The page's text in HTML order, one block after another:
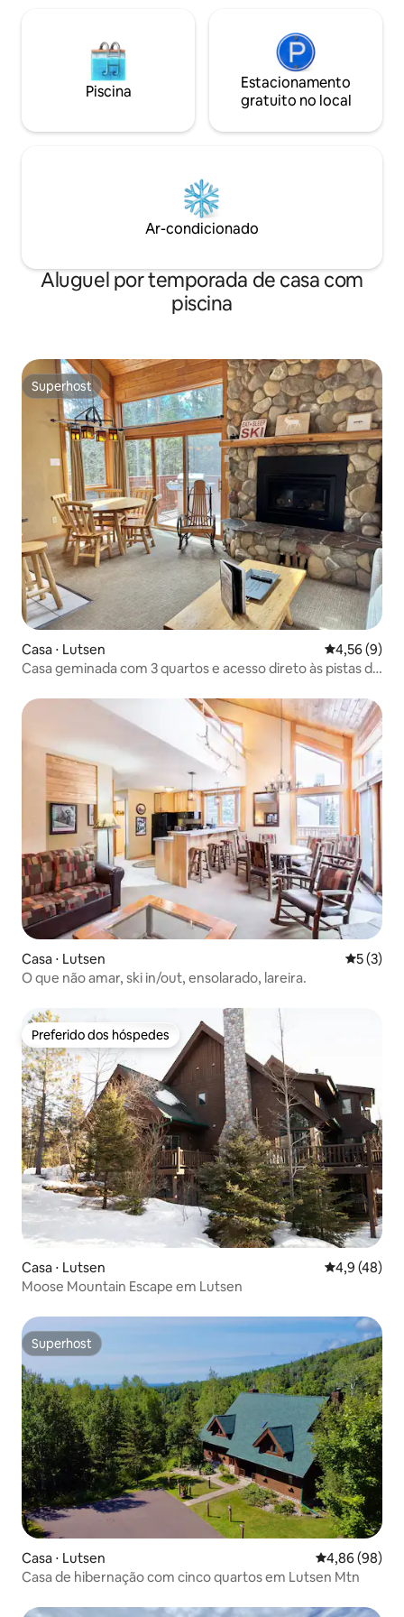
Piscina
Estacionamento
gratuito no local
Ar-condicionado
Aluguel por temporada de casa com
piscina
Superhost
Superhost
Casa ⋅ Lutsen 4,56 de uma
4,56 (9)
Casa geminada com 3 quartos e acesso direto às pistas de
Casa ⋅ Lutsen 5 de
5 (3)
O que não amar, ski in/out, ensolarado, lareira.
Preferido dos hóspedes
Preferido dos hóspedes
Casa ⋅ Lutsen 4,9 de uma
4,9 (48)
Moose Mountain Escape em Lutsen
Superhost
Superhost
Casa ⋅ Lutsen 4,86 de uma
4,86 (98)
Casa de hibernação com cinco quartos em Lutsen Mtn